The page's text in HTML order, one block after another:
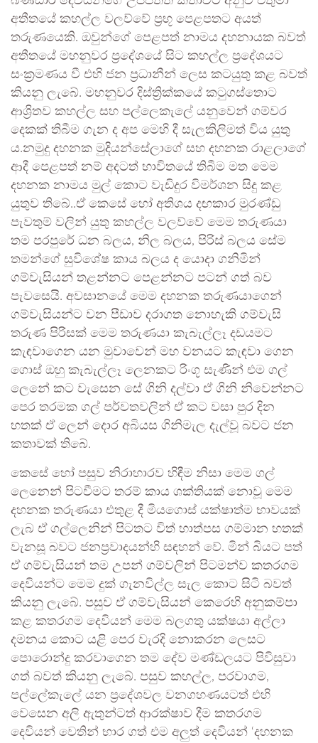
අතීතයේ කහල්ල වලව්වේ ප්‍රභූ පෙළපතට අයත්
තරුණයෙකි. ඔවුන්ගේ පෙළපත් නාමය දහනායක බවත්
අතීතයේ මහනුවර ප්‍රදේශයේ සිට කහල්ල ප්‍රදේශයට
සංක්‍රමණය වී එහි ජන ප්‍රධානීන් ලෙස කටයුතු කළ බවත්
කියනු ලැබේ. මහනුවර දිස්ත්‍රික්කයේ කටුගස්තොට
ආශ්‍රිතව කහල්ල සහ පල්ලෙකැලේ යනුවෙන් ගම්වර
දෙකක් තිබීම ගැන ද අප මෙහි දී සැලකිලිමත් විය යුතු
ය.නමුදු දහනක මුදියන්සේලාගේ සහ දහනක රාළලාගේ
ආදී පෙළපත් නම් අදටත් භාවිතයේ තිබීම මත මෙම
දහනක නාමය මුල් කොට වැඩිදුර විමර්ශන සිදු කළ
යුතුව තිබේ..ඒ කෙසේ හෝ අතිශය දඟකාර මුරණ්ඩු
පැවතුම් වලින් යුතු කහල්ල වලව්වේ මෙම තරුණයා
තම පරපුරේ ධන බලය, නිල බලය, පිරිස් බලය සේම
තමන්ගේ සුවිශේෂ කාය බලය ද යොදා ගනිමින්
ගම්වැසියන් තළන්නට පෙළන්නට පටන් ගත් බව
පැවසෙයි. අවසානයේ මෙම දහනක තරුණයාගෙන්
ගම්වැසියන්ට වන පීඩාව දරාගත නොහැකි ගම්වැසි
තරුණ පිරිසක් මෙම තරුණයා කැබැල්ලෑ දඩයමට
කැඳවාගෙන යන මුවාවෙන් මහ වනයට කැඳවා ගෙන
ගොස් ඔහු කැබැල්ලෑ ලෙනකට රිංගූ සැණින් එම ගල්
ලෙනේ කට වැසෙන සේ ගිනි දල්වා ඒ ගිනි නිවෙන්නට
පෙර තරමක ගල් පර්වතවලින් ඒ කට වසා පුර දින
හතක් ඒ ලෙන් දොර අබියස ගිනිමැල දැල්වූ බවට ජන
කතාවක් තිබේ.
කෙසේ හෝ පසුව නිරාහාරව හිඳීම නිසා මෙම ගල්
ලෙනෙන් පිටවීමට තරම් කාය ශක්තියක් නොවූ මෙම
දහනක තරුණයා එතුළ දී මියගොස් යක්ෂාත්ම භාවයක්
ලැබ ඒ ගල්ලෙනින් පිටතට විත් හාත්පස ගම්මාන හතක්
වැනසූ බවට ජනප්‍රවාදයන්හි සඳහන් වේ. මින් බියට පත්
ඒ ගම්වැසියන් තම උපන් ගම්වලින් පිටමන්ව කතරගම
දෙවියන්ට මෙම දුක් ගැනවිල්ල සැල කොට සිටි බවත්
කියනු ලැබේ. පසුව ඒ ගම්වැසියන් කෙරෙහි අනුකම්පා
කළ කතරගම දෙවියන් මෙම බලගතු යක්ෂයා අල්ලා
දමනය කොට යළි පෙර වැරදි නොකරන ලෙසට
පොරොන්දු කරවාගෙන තම දේව මණ්ඩලයට පිවිසුවා
ගත් බවත් කියනු ලැබේ. පසුව කහල්ල, පරවාගම,
පල්ලේකැලේ යන ප්‍රදේශවල වනගහණයටත් එහි
වෙසෙන අලි ඇතුන්ටත් ආරක්ෂාව දීම කතරගම
දෙවියන් වෙතින් භාර ගත් එම අලුත් දෙවියන් ‘දහනක